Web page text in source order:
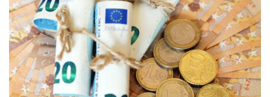
ЮГ
Управители:
Веселин
Василев,
email:
v.vasilev@flagman.bg